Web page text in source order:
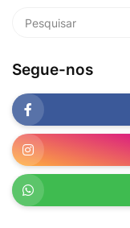
Segue-nos